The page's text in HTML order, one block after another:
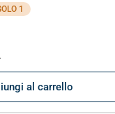
1
al carrello